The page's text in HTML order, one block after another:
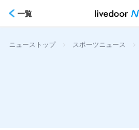
一覧
ニューストップ > スポーツニュース >